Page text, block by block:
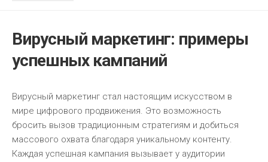
Вирусный маркетинг: примеры
успешных кампаний
Вирусный маркетинг стал настоящим искусством в
мире цифрового продвижения. Это возможность
бросить вызов традиционным стратегиям и добиться
массового охвата благодаря уникальному контенту.
Каждая успешная кампания вызывает у аудитории